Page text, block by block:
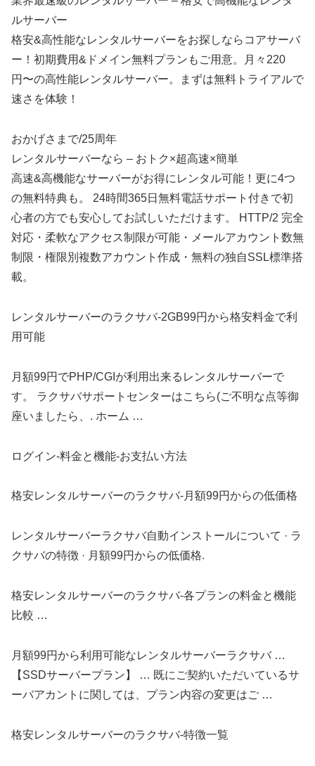
ルサーバー
格安&高性能なレンタルサーバーをお探しならコアサーバ
ー！初期費用&ドメイン無料プランもご用意。月々220
円〜の高性能レンタルサーバー。まずは無料トライアルで
速さを体験！
おかげさまで/25周年
レンタルサーバーなら – おトク×超高速×簡単
高速&高機能なサーバーがお得にレンタル可能！更に4つ
の無料特典も。 24時間365日無料電話サポート付きで初
心者の方でも安心してお試しいただけます。 HTTP/2 完全
対応・柔軟なアクセス制限が可能・メールアカウント数無
制限・権限別複数アカウント作成・無料の独自SSL標準搭
載。
レンタルサーバーのラクサバ-2GB99円から格安料金で利
用可能
月額99円でPHP/CGIが利用出来るレンタルサーバーで
す。 ラクサバサポートセンターはこちら(ご不明な点等御
座いましたら、. ホーム …
ログイン-料金と機能-お支払い方法
格安レンタルサーバーのラクサバ-月額99円からの低価格
レンタルサーバーラクサバ自動インストールについて · ラ
クサバの特徴 · 月額99円からの低価格.
格安レンタルサーバーのラクサバ-各プランの料金と機能
比較 …
月額99円から利用可能なレンタルサーバーラクサバ …
【SSDサーバープラン】 … 既にご契約いただいているサ
ーバアカントに関しては、プラン内容の変更はご …
格安レンタルサーバーのラクサバ-特徴一覧